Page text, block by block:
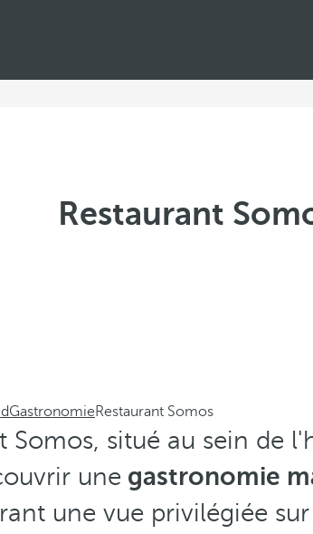
Restaurant
GastronomieRestaurant Somos
Somos, situé au sein de
une gastronomie
une vue privilégiée